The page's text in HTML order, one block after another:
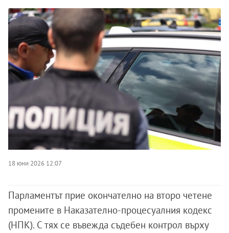
18 юни 2026 12:07
Парламентът прие окончателно на второ четене
промените в Наказателно-процесуалния кодекс
(НПК). С тях се въвежда съдебен контрол върху